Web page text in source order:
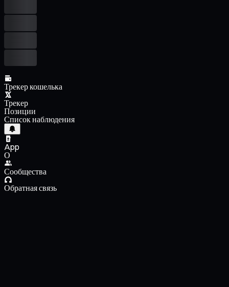
Трекер кошелька
Трекер
Позиции
Список наблюдения
App
О
Сообщества
Обратная связь